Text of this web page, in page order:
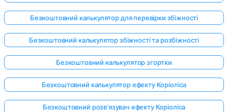
Безкоштовний калькулятор для перевірки збіжності
Безкоштовний калькулятор збіжності та розбіжності
Безкоштовний калькулятор згортки
Безкоштовний калькулятор ефекту Коріоліса
Безкоштовний розв'язувач ефекту Коріоліса